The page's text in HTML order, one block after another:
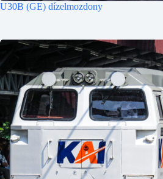
U30B (GE) dízelmozdony